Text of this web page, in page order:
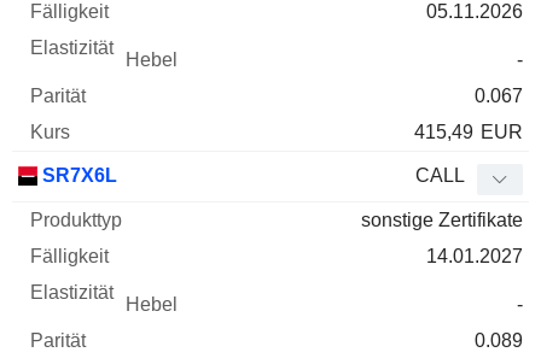
05.11.2026
-
0.067
415,49 EUR
SR7X6L CALL
sonstige Zertifikate
14.01.2027
-
0.089